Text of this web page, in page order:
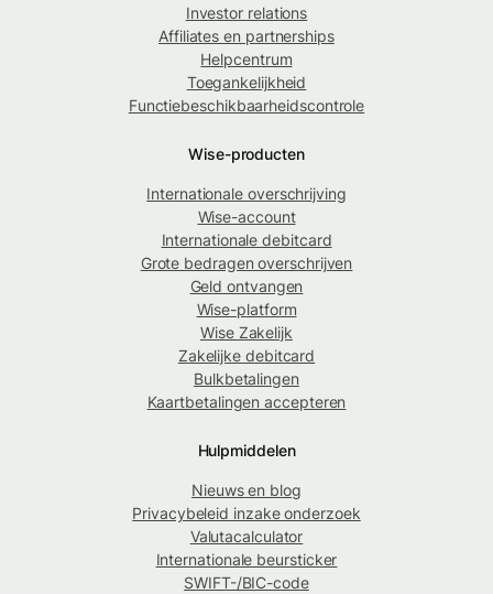
Investor relations
Affiliates en partnerships
Helpcentrum
Toegankelijkheid
Functiebeschikbaarheidscontrole
Wise-producten
Internationale overschrijving
Wise-account
Internationale debitcard
Grote bedragen overschrijven
Geld ontvangen
Wise-platform
Wise Zakelijk
Zakelijke debitcard
Bulkbetalingen
Kaartbetalingen accepteren
Hulpmiddelen
Nieuws en blog
Privacybeleid inzake onderzoek
Valutacalculator
Internationale beursticker
SWIFT-/BIC-code